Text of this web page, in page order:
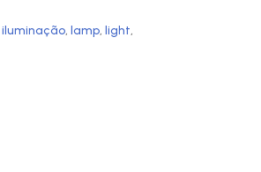
iluminação, lamp, light,